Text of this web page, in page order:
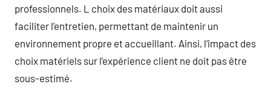
professionnels. L choix des matériaux doit aussi
faciliter l’entretien, permettant de maintenir un
environnement propre et accueillant. Ainsi, l’impact des
choix matériels sur l’expérience client ne doit pas être
sous-estimé.